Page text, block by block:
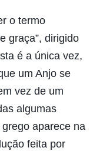
o termo
graça”, dirigido
é a única vez,
um Anjo se
vez de um
algumas
aparece na
feita por